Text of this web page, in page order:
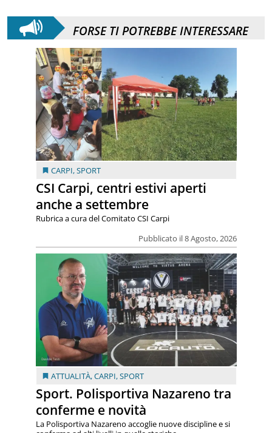
FORSE TI POTREBBE INTERESSARE
CARPI,SPORT
CSI Carpi, centri estivi aperti
anche a settembre
Pubblicato il 8 Agosto, 2026
Rubrica a cura del Comitato CSI Carpi
ATTUALITÀ,CARPI,SPORT
Sport. Polisportiva Nazareno tra
conferme e novità
La Polisportiva Nazareno accoglie nuove discipline e si